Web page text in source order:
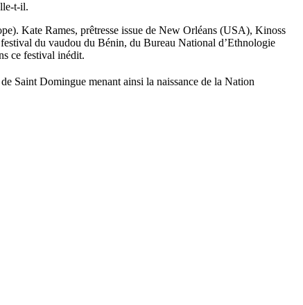
t-il.
Kate Rames, prêtresse issue de New Orléans (USA), Kinoss
du vaudou du Bénin, du Bureau National d’Ethnologie
ce festival inédit.
Saint Domingue menant ainsi la naissance de la Nation